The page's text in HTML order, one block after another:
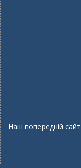
Наш попередній сайт